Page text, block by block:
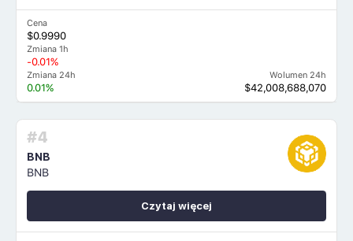
Cena
$0.9990
Zmiana 1h
-0.01%
Zmiana 24h
0.01%
Wolumen 24h
$42,008,688,070
#4
BNB
BNB
Czytaj więcej